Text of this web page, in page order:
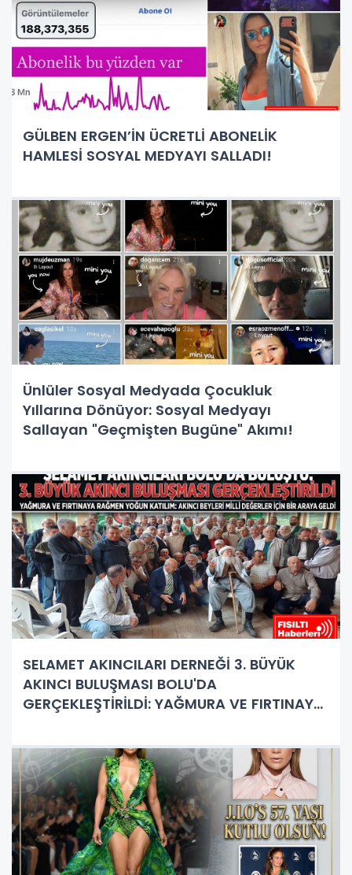
GÜLBEN ERGEN’İN ÜCRETLİ ABONELİK
HAMLESİ SOSYAL MEDYAYI SALLADI!
Ünlüler Sosyal Medyada Çocukluk
Yıllarına Dönüyor: Sosyal Medyayı
Sallayan "Geçmişten Bugüne" Akımı!
SELAMET AKINCILARI DERNEĞİ 3. BÜYÜK
AKINCI BULUŞMASI BOLU'DA
GERÇEKLEŞTİRİLDİ: YAĞMURA VE FIRTINAYA